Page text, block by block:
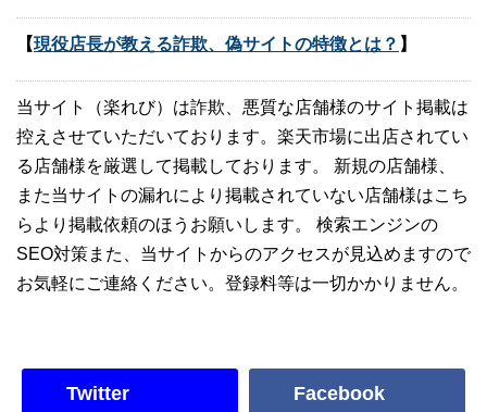
【現役店長が教える詐欺、偽サイトの特徴とは？ 】
当サイト（楽れび）は詐欺、悪質な店舗様のサイト掲載は
控えさせていただいております。楽天市場に出店されてい
る店舗様を厳選して掲載しております。 新規の店舗様、
また当サイトの漏れにより掲載されていない店舗様はこち
らより掲載依頼のほうお願いします。 検索エンジンの
SEO対策また、当サイトからのアクセスが見込めますので
お気軽にご連絡ください。登録料等は一切かかりません。
Twitter Facebook